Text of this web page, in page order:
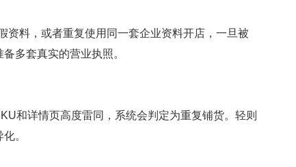
资料，或者重复使用同一套企业资料开店，一旦被
多套真实的营业执照。
和详情页高度雷同，系统会判定为重复铺货。轻则
。